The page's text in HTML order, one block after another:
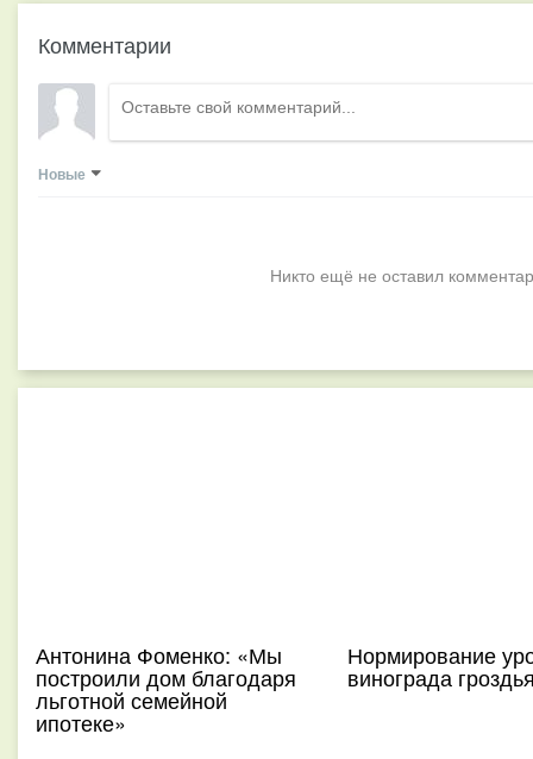
Комментарии
Новые
Никто ещё не оставил
Антонина Фоменко: «Мы
построили дом благодаря
льготной семейной
ипотеке»
Нормирование
винограда